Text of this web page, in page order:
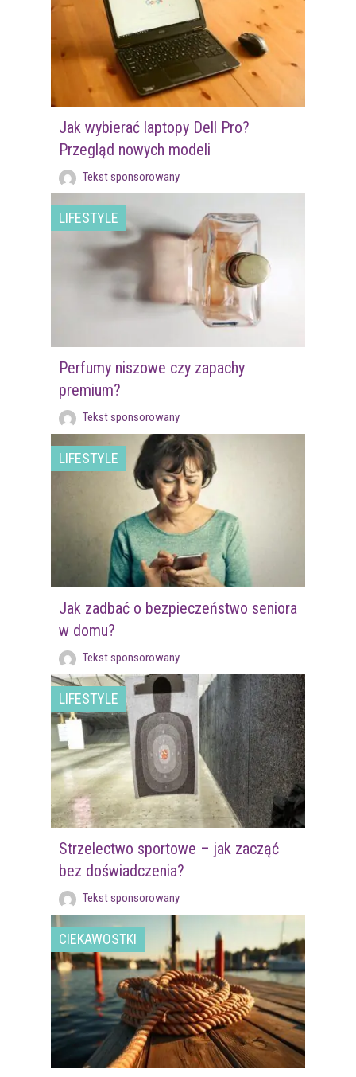
Jak wybierać laptopy Dell Pro?
Przegląd nowych modeli
Tekst sponsorowany
LIFESTYLE
Perfumy niszowe czy zapachy
premium?
Tekst sponsorowany
LIFESTYLE
Jak zadbać o bezpieczeństwo seniora
w domu?
Tekst sponsorowany
LIFESTYLE
Strzelectwo sportowe – jak zacząć
bez doświadczenia?
Tekst sponsorowany
CIEKAWOSTKI